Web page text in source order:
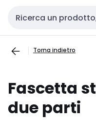
Cerca input
Torna indietro
Fascetta
due parti